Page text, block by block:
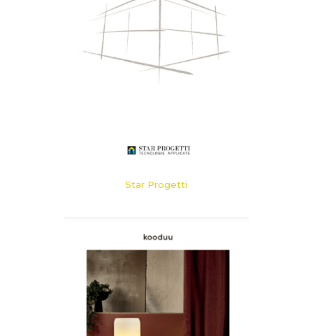
Star Progetti